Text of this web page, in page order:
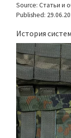
Source: Статьи и
Published:
История